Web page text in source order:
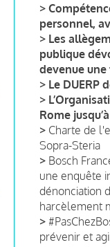
>
personnel,
> Les
publique
devenue
> Le DUERP
>
Rome
> Charte de
Sopra-Steria
> Bosch
une enquête
dénonciation
harcèlement
>
prévenir et